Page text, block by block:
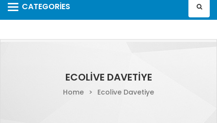
CATEGORIES
Categories
ECOLIVE DAVETIYE
Home > Ecolive Davetiye